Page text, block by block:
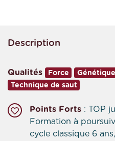
Description
Qualités Force Génétique
Technique de saut
Points Forts : TOP
Formation à
cycle classique 6